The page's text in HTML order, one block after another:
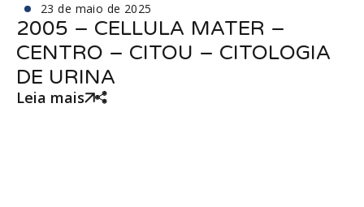
23 de maio de 2025
2005 – CELLULA MATER –
CENTRO – CITOU – CITOLOGIA
DE URINA
Leia mais